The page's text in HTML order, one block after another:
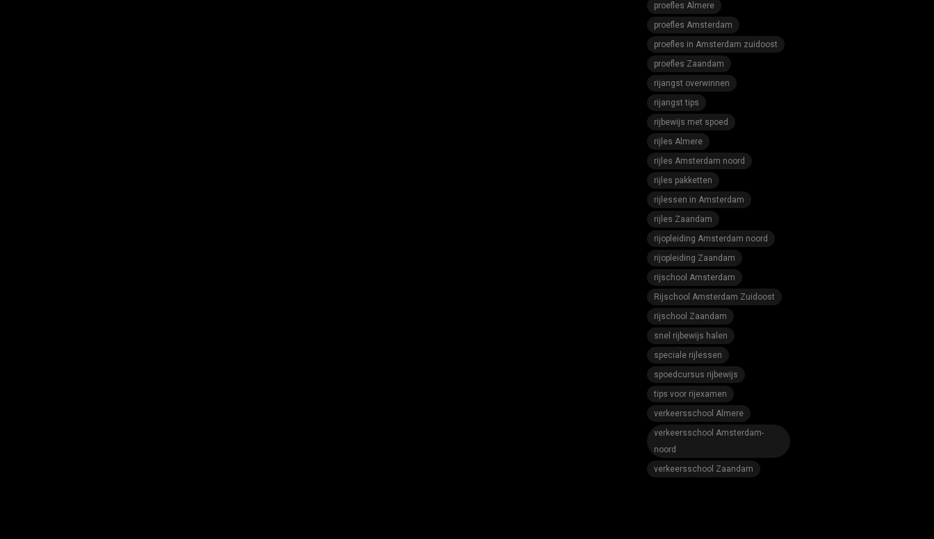
proefles Almere
proefles Amsterdam
proefles in Amsterdam zuidoost
proefles Zaandam
rijangst overwinnen
rijangst tips
rijbewijs met spoed
rijles Almere
rijles Amsterdam noord
rijles pakketten
rijlessen in Amsterdam
rijles Zaandam
rijopleiding Amsterdam noord
rijopleiding Zaandam
rijschool Amsterdam
Rijschool Amsterdam Zuidoost
rijschool Zaandam
snel rijbewijs halen
speciale rijlessen
spoedcursus rijbewijs
tips voor rijexamen
verkeersschool Almere
verkeersschool Amsterdam-
noord
verkeersschool Zaandam